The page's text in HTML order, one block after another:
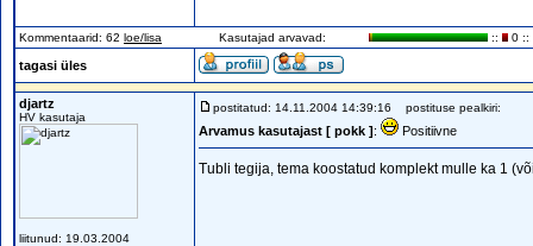
Kommentaarid: 62 loe/lisa Kasutajad arvavad: :: 0 ::
tagasi üles
djartz
HV kasutaja
liitunud: 19.03.2004
postitatud: 14.11.2004 14:39:16 postituse pealkiri:
Arvamus kasutajast [ pokk ]: Positiivne
Tubli tegija, tema koostatud komplekt mulle ka 1